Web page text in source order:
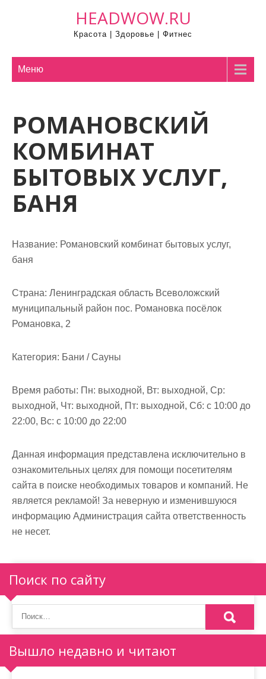
HEADWOW.RU
Красота | Здоровье | Фитнес
Меню
РОМАНОВСКИЙ
КОМБИНАТ
БЫТОВЫХ УСЛУГ,
БАНЯ
Название: Романовский комбинат бытовых услуг,
баня
Страна: Ленинградская область Всеволожский
муниципальный район пос. Романовка посёлок
Романовка, 2
Категория: Бани / Сауны
Время работы: Пн: выходной, Вт: выходной, Ср:
выходной, Чт: выходной, Пт: выходной, Сб: с 10:00 до
22:00, Вс: с 10:00 до 22:00
Данная информация представлена исключительно в
ознакомительных целях для помощи посетителям
сайта в поиске необходимых товаров и компаний. Не
является рекламой! За неверную и изменившуюся
информацию Администрация сайта ответственность
не несет.
Поиск по сайту
Вышло недавно и читают